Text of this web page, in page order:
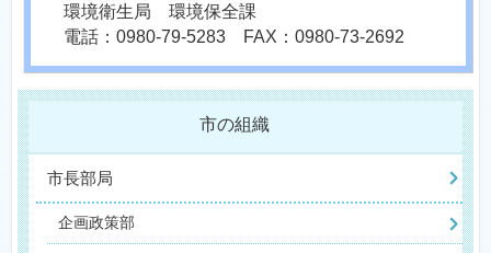
環境衛生局 環境保全課
電話：0980-79-5283 FAX：0980-73-2692
市の組織
市長部局
企画政策部